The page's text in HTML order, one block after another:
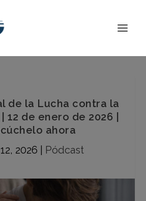
de la Lucha contra la
12 de enero de 2026 |
ahora
2026
Pódcast